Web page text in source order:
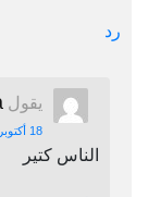
رد
يقول
18 أكتوبر، 2021 الساعة 8:56 ص
الناس كتير